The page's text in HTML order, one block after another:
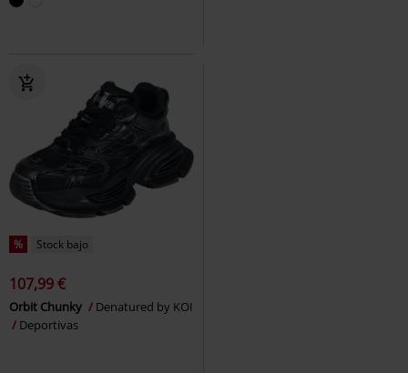
% Stock bajo
107,99 €
Orbit Chunky
Denatured by KOI
Deportivas